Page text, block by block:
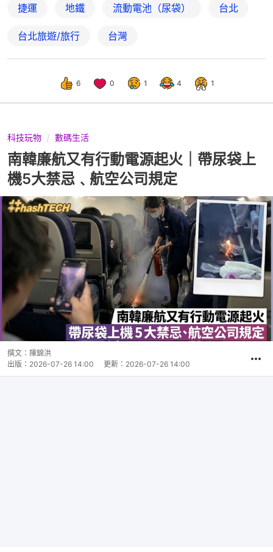
捷運 地鐵 流動電池（尿袋） 台北
台北旅遊/旅行 台灣
6 0 1 4 1
科技玩物 數碼生活
南韓廉航又有行動電源起火｜帶尿袋上
機5大禁忌﹑航空公司規定
撰文： 陳錦洪
出版： 2026-07-26 14:00 更新： 2026-07-26 14:00